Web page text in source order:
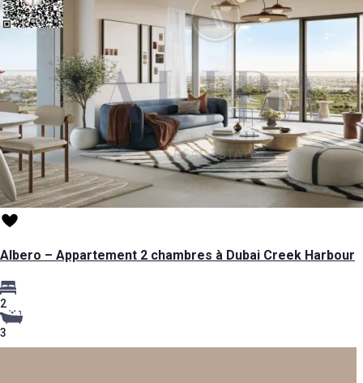
Albero – Appartement 2 chambres à Dubai Creek Harbour
2
3